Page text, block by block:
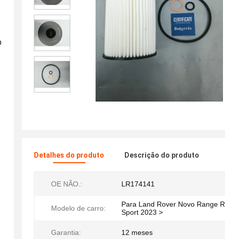
Detalhes do produto Descrição do produto
OE NÃO.: LR174141
Modelo de carro:
Para Land Rover Novo Range
Sport 2023 >
Garantia: 12 meses